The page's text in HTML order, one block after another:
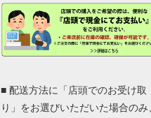
■ 配送方法に「店頭でのお受け取
り」をお選びいただいた場合のみ